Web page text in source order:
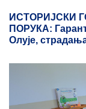
ИСТОРИЈСКИ
ПОРУКА:
Олује,